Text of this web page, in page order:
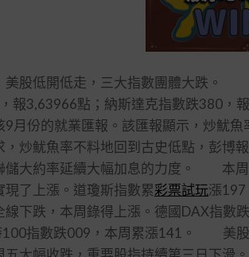
美股低開低走，三大指數團體大跌。
報3,63966點；納斯達克指數跌380，
9月份的就業匯報。該匯報顯示，炒
，炒魷魚率不料地回到古史低點，彭博
儲大約率延續大幅加息的力度。 本周
現了上漲。道瓊斯指數累彩票試玩漲
線下跌，本周錄得上漲。德國DAX指
100指數跌009，本周累漲141。